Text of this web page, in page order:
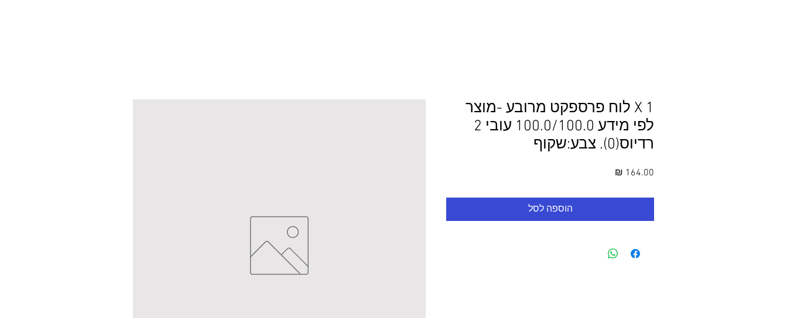
1 X לוח פרספקט מרובע -מוצר
לפי מידע 100.0/100.0 עובי 2
רדיוס(0). צבע:שקוף
הוספה לסל